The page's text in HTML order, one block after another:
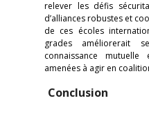
relever les défis
d’alliances robustes et
de ces écoles
grades améliorerait
connaissance
amenées à agir en
Conclusion